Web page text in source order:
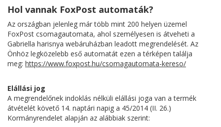
Hol vannak FoxPost automaták?
Az országban jelenleg már több mint 200 helyen üzemel
FoxPost csomagautomata, ahol személyesen is átveheti a
Gabriella harisnya webáruházban leadott megrendelését. Az
Önhöz legközelebb eső automatát ezen a térképen találja
meg: https://www.foxpost.hu/csomagautomata-kereso/
Elállási jog
A megrendelőnek indoklás nélküli elállási joga van a termék
átvételét követő 14. naptári napig a 45/2014 (II. 26.)
Kormányrendelet alapján az alábbiak szerint: